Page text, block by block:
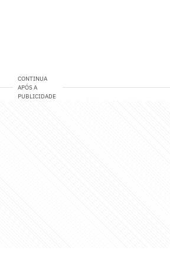
CONTINUA
APÓS A
PUBLICIDADE